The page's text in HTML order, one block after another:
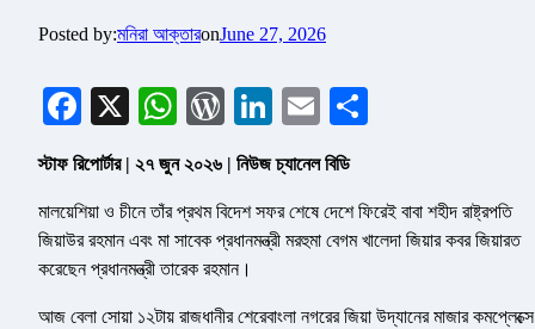
Posted by:মনিরা আক্তারonJune 27, 2026
Facebook
X WhatsApp
WordPress
LinkedIn
Email
স্টাফ রিপোর্টার | ২৭ জুন ২০২৬ | নিউজ চ্যানেল বিডি
মালয়েশিয়া ও চীনে তাঁর প্রথম বিদেশ সফর শেষে দেশে ফিরেই বাবা শহীদ রাষ্ট্রপতি
জিয়াউর রহমান এবং মা সাবেক প্রধানমন্ত্রী মরহুমা বেগম খালেদা জিয়ার কবর জিয়ারত
করেছেন প্রধানমন্ত্রী তারেক রহমান।
আজ বেলা সোয়া ১২টায় রাজধানীর শেরেবাংলা নগরের জিয়া উদ্যানের মাজার কমপ্লেক্সে